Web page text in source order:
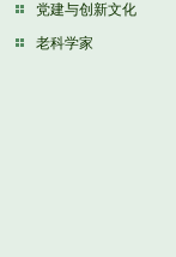
党建与创新文化
老科学家